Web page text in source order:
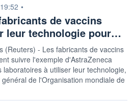
19:52 •
de vaccins
leur technologie pour…
(Reuters) - Les fabricants de vaccins
suivre l'exemple d'AstraZeneca
à utiliser leur technologie,
de l'Organisation mondiale de